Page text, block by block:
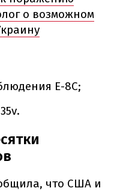
о возможном
E-8C;
что США и